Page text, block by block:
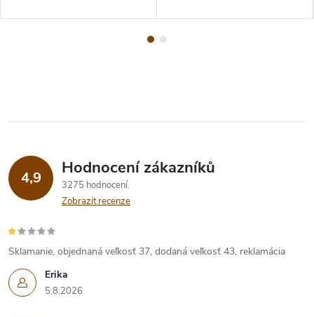
4,9 Hodnocení zákazníků
3275 hodnocení
Zobrazit recenze
Erika
5.8.2026
Sklamanie, objednaná veľkosť 37, dodaná veľkosť 43, reklamácia